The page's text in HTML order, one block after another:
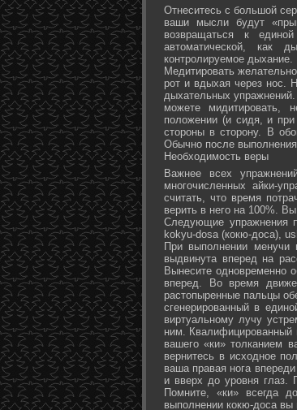
Отнеситесь с большой
ваши мысли будут
возвращаться к
автоматической, как
контролируемое дыхание.
Медитировать
рот и вдыхая через нос.
дыхательных
можете мидитировать,
положении (и сидя, и
стороны в сторону. В
Обычно после выполнения
Необходимость веры
Важнее всех
многочисленных айки-
считать, что время
верить в него на 100%.
Следующие упражнения
kokyu-dosa (кокю-доса),
При выполнении менучи
выдвинута вперед на
Вынесите одновременно
вперед. Во время
растопыренные пальцы
сгенерированный в
виртуальному лучу
ним. Квалифицированный
вашего «ки» толканием
вернитесь в исходное
ваша правая нога
и вверх до уровня
Помните, «ки» всегда
выполнении кокю-доса